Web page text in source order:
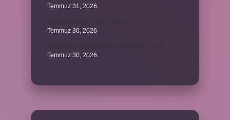
Temmuz 31, 2026
Temmuz 30, 2026
Temmuz 30, 2026